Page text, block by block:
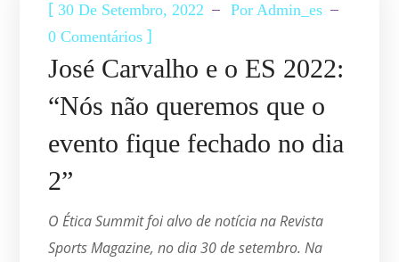
[ 30 De Setembro, 2022 PorAdmin_es
0 Comentários ]
José Carvalho e o ES 2022:
“Nós não queremos que o
evento fique fechado no dia
2”
O Ética Summit foi alvo de notícia na Revista
Sports Magazine, no dia 30 de setembro. Na